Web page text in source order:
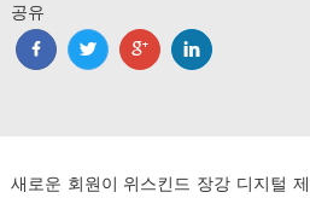
템
젝
리
뉴
공유
새로운 회원이 위스킨드 장강 디지털